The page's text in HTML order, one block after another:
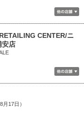
CENTER/ニ
安店
17日）